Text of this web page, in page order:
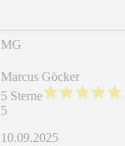
MG
Marcus Göcker
5 Sterne
5
10.09.2025